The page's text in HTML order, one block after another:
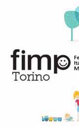
Torino